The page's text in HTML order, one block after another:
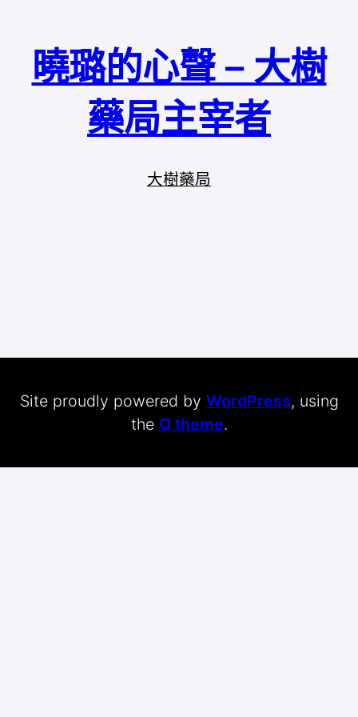
曉璐的心聲 – 大樹
藥局主宰者
大樹藥局
Site proudly powered by WordPress, using
the Q theme.